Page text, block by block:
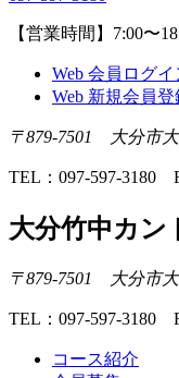
【営業時間】7:00〜
Web 会員ログイ
Web 新規会員登
〒879-7501 大分市
TEL：097-597-3180
大分竹中カン
〒879-7501 大分市
TEL：097-597-3180
コース紹介